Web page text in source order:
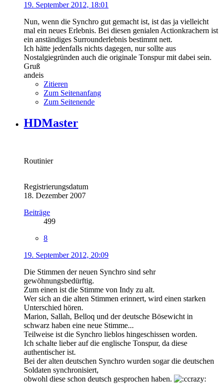
19. September 2012, 18:01
Nun, wenn die Synchro gut gemacht ist, ist das ja vielleicht
mal ein neues Erlebnis. Bei diesen genialen Actionkrachern ist
ein anständiges Surrounderlebnis bestimmt nett.
Ich hätte jedenfalls nichts dagegen, nur sollte aus
Nostalgiegründen auch die originale Tonspur mit dabei sein.
Gruß
andeis
Zitieren
Zum Seitenanfang
Zum Seitenende
HDMaster
Routinier
Registrierungsdatum
18. Dezember 2007
Beiträge
499
8
19. September 2012, 20:09
Die Stimmen der neuen Synchro sind sehr
gewöhnungsbedürftig.
Zum einen ist die Stimme von Indy zu alt.
Wer sich an die alten Stimmen erinnert, wird einen starken
Unterschied hören.
Marion, Sallah, Belloq und der deutsche Bösewicht in
schwarz haben eine neue Stimme...
Teilweise ist die Synchro lieblos hingeschissen worden.
Ich schalte lieber auf die englische Tonspur, da diese
authentischer ist.
Bei der alten deutschen Synchro wurden sogar die deutschen
Soldaten synchronisiert,
obwohl diese schon deutsch gesprochen haben.